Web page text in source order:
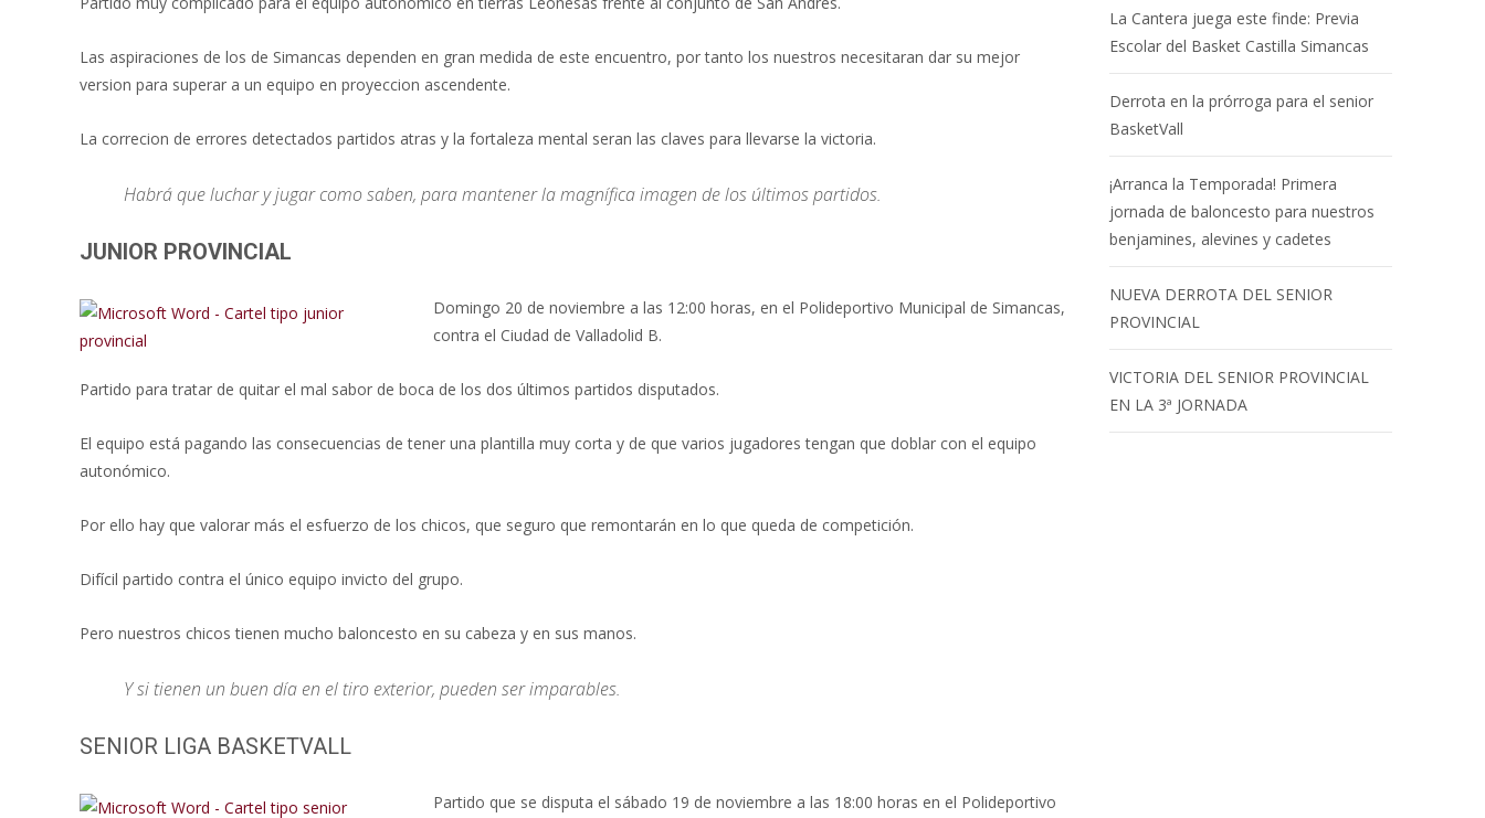
k p r
Las aspiraciones de los de Simancas dependen en gran medida de este encuentro, por tanto los nuestros necesitaran dar su mejor
version para superar a un equipo en proyeccion ascendente.
La correcion de errores detectados partidos atras y la fortaleza mental seran las claves para llevarse la victoria.
Habrá que luchar y jugar como saben, para mantener la magnífica imagen de los últimos partidos.
JUNIOR PROVINCIAL
Domingo 20 de noviembre a las 12:00 horas, en el Polideportivo Municipal de Simancas,
contra el Ciudad de Valladolid B.
Partido para tratar de quitar el mal sabor de boca de los dos últimos partidos disputados.
El equipo está pagando las consecuencias de tener una plantilla muy corta y de que varios jugadores tengan que doblar con el equipo
autonómico.
Por ello hay que valorar más el esfuerzo de los chicos, que seguro que remontarán en lo que queda de competición.
Difícil partido contra el único equipo invicto del grupo.
Pero nuestros chicos tienen mucho baloncesto en su cabeza y en sus manos.
Y si tienen un buen día en el tiro exterior, pueden ser imparables.
SENIOR LIGA BASKETVALL
Partido que se disputa el sábado 19 de noviembre a las 18:00 horas en el Polideportivo
La Cantera juega este finde: Previa
Escolar del Basket Castilla Simancas
Derrota en la prórroga para el senior
BasketVall
¡Arranca la Temporada! Primera
jornada de baloncesto para nuestros
benjamines, alevines y cadetes
NUEVA DERROTA DEL SENIOR
PROVINCIAL
VICTORIA DEL SENIOR PROVINCIAL
EN LA 3ª JORNADA